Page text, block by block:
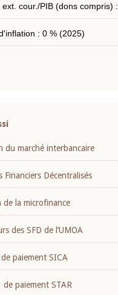
ext. cour./PIB (dons compris) :
: 0 % (2025)
du marché interbancaire
Financiers Décentralisés
de la microfinance
des SFD de l’UMOA
paiement SICA
paiement STAR